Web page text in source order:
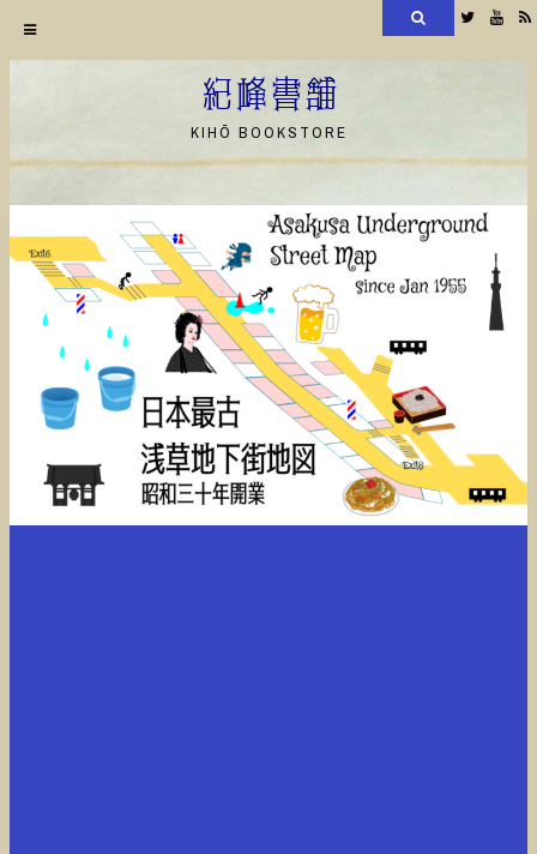
ン
ツ
へ
Twitter
紀峰書舗
KIHŌ BOOKSTORE